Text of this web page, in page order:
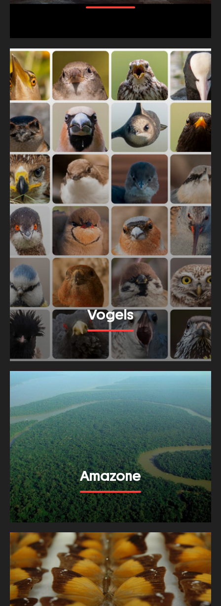
Vogels
Bekijk meer van dit thema
Amazone
Bekijk meer van dit thema